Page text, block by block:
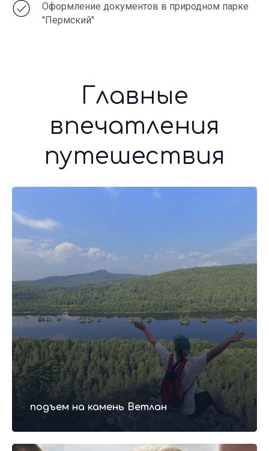
Оформление документов в природном парке
"Пермский"
подъем на камень Ветлан